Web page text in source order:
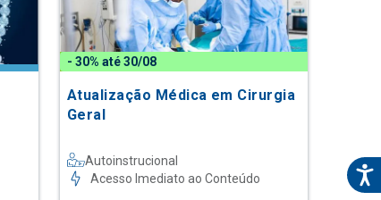
- 30% até 30/08
Atualização Médica em Cirurgia
Geral
Autoinstrucional
Acesso Imediato ao Conteúdo